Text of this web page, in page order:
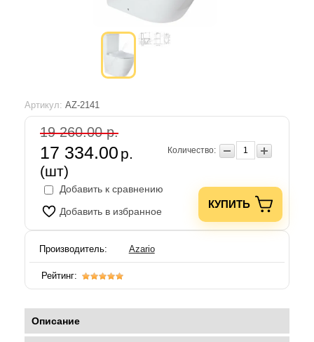
Артикул: AZ-2141
19 260.00 р.
17 334.00 р.
(шт)
Количество:
Добавить к сравнению
Добавить в избранное
КУПИТЬ
Производитель: Azario
Рейтинг:
Описание